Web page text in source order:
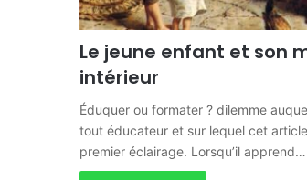
Le jeune enfant et son
intérieur
Éduquer ou formater ? dilemme
tout éducateur et sur lequel cet
premier éclairage. Lorsqu’il apprend…